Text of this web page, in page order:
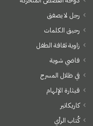
رجل لا يصفق
رحيق الكلمات
زاوية ثقافة الطفل
فاضي شوية
في ظلال المسرح
قيثارة الإلهام
كاريكاتير
كُتاب الرأي